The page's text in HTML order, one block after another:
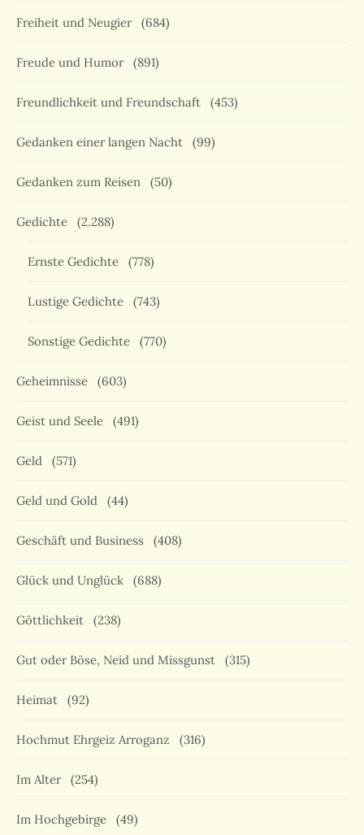
Freiheit und Neugier (684)
Freude und Humor (891)
Freundlichkeit und Freundschaft (453)
Gedanken einer langen Nacht (99)
Gedanken zum Reisen (50)
Gedichte (2.288)
Ernste Gedichte (778)
Lustige Gedichte (743)
Sonstige Gedichte (770)
Geheimnisse (603)
Geist und Seele (491)
Geld (571)
Geld und Gold (44)
Geschäft und Business (408)
Glück und Unglück (688)
Göttlichkeit (238)
Gut oder Böse, Neid und Missgunst (315)
Heimat (92)
Hochmut Ehrgeiz Arroganz (316)
Im Alter (254)
Im Hochgebirge (49)